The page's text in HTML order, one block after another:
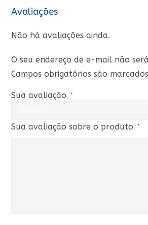
Avaliações
Não há avaliações ainda.
O seu endereço de e-mail não
Campos obrigatórios são
Sua avaliação *
Sua avaliação sobre o produto *